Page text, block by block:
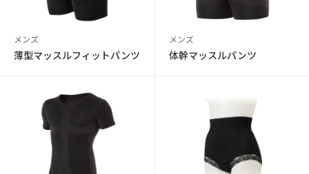
メンズ
薄型マッスルフィットパンツ
メンズ
体幹マッスルパンツ